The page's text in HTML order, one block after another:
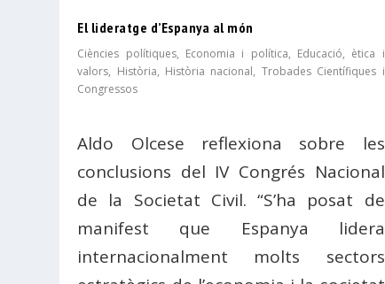
El lideratge d’Espanya al món
Ciències polítiques, Economia i política, Educació, ètica i
valors, Història, Història nacional, Trobades Científiques i
Congressos
Aldo Olcese reflexiona sobre les
conclusions del IV Congrés Nacional
de la Societat Civil. “S’ha posat de
manifest que Espanya lidera
internacionalment molts sectors